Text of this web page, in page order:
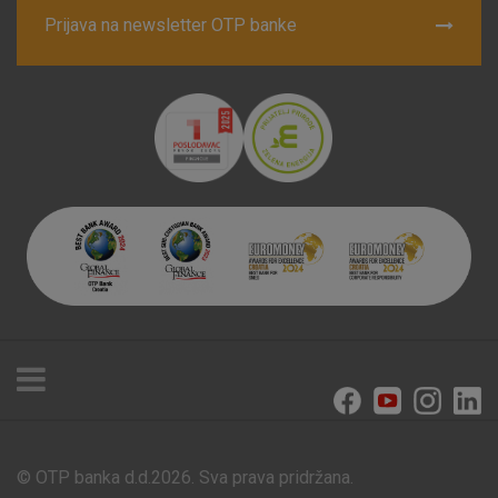
Prijava na newsletter OTP banke
Poslovnice i bankomati
© OTP banka d.d.2026. Sva prava pridržana.